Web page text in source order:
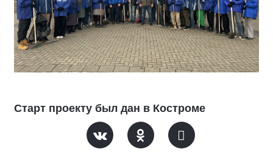
Старт проекту был дан в Костроме